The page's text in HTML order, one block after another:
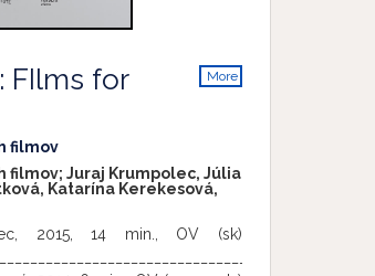
More
FIlms for
filmov
filmov; Juraj Krumpolec, Júlia
Katarína Kerekesová,
2015, 14 min., OV (sk)